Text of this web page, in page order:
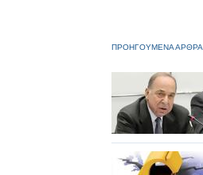
ΠΡΟΗΓΟΥΜΕΝΑ ΑΡΘΡΑ